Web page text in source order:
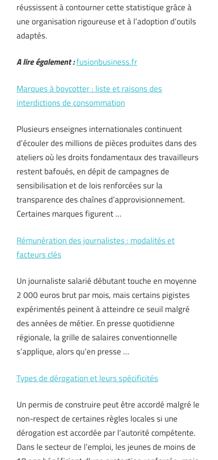
réussissent à contourner cette statistique grâce à
une organisation rigoureuse et à l’adoption d’outils
adaptés.
A lire également :fusionbusiness.fr
Marques à boycotter : liste et raisons des
interdictions de consommation
Plusieurs enseignes internationales continuent
d’écouler des millions de pièces produites dans des
ateliers où les droits fondamentaux des travailleurs
restent bafoués, en dépit de campagnes de
sensibilisation et de lois renforcées sur la
transparence des chaînes d’approvisionnement.
Certaines marques figurent …
Rémunération des journalistes : modalités et
facteurs clés
Un journaliste salarié débutant touche en moyenne
2 000 euros brut par mois, mais certains pigistes
expérimentés peinent à atteindre ce seuil malgré
des années de métier. En presse quotidienne
régionale, la grille de salaires conventionnelle
s’applique, alors qu’en presse …
Types de dérogation et leurs spécificités
Un permis de construire peut être accordé malgré le
non-respect de certaines règles locales si une
dérogation est accordée par l’autorité compétente.
Dans le secteur de l’emploi, les jeunes de moins de